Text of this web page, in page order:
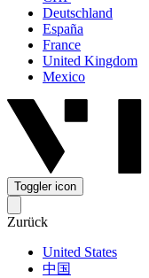
Deutschland
España
France
United Kingdom
Mexico
Toggler icon
Zurück
United States
中国